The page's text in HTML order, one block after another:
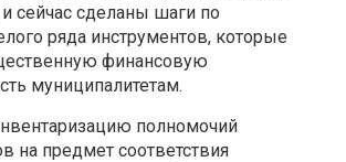
сейчас сделаны шаги по
ряда инструментов, которые
финансовую
муниципалитетам.
полномочий
на предмет соответствия